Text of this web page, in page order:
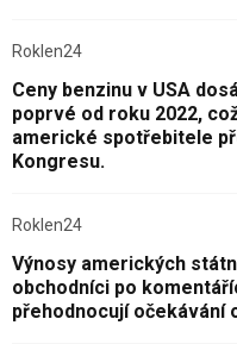
Roklen24
Ceny benzinu v USA
poprvé od roku 2022,
americké spotřebitele
Kongresu.
Roklen24
Výnosy amerických
obchodníci po
přehodnocují očekávání